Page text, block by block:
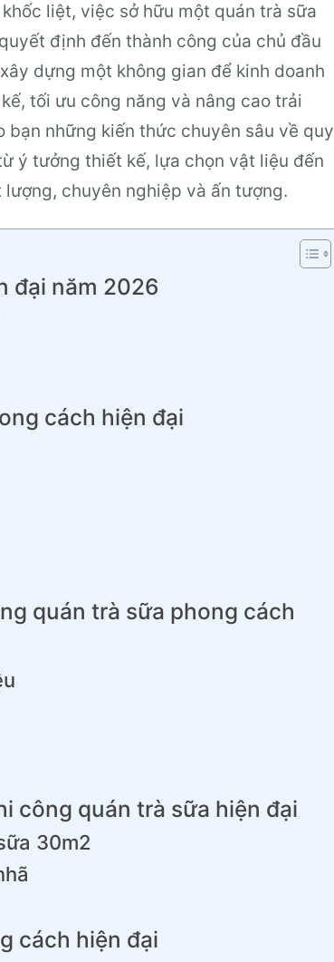
liệt, việc sở hữu một quán trà sữa
định đến thành công của chủ đầu
dựng một không gian để kinh doanh
tối ưu công năng và nâng cao trải
bạn những kiến thức chuyên sâu về quy
ý tưởng thiết kế, lựa chọn vật liệu đến
chuyên nghiệp và ấn tượng.
đại năm 2026
cách hiện đại
quán trà sữa phong cách
công quán trà sữa hiện đại
30m2
cách hiện đại